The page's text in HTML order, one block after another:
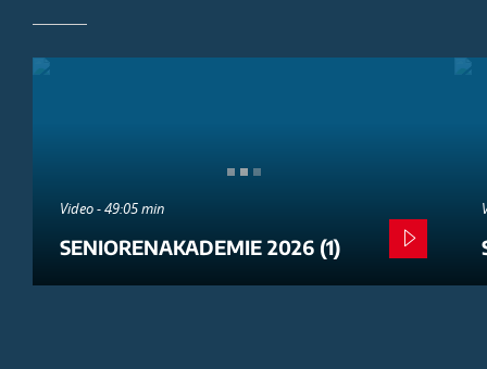
Video - 49:05 min
SENIORENAKADEMIE 2026 (1)